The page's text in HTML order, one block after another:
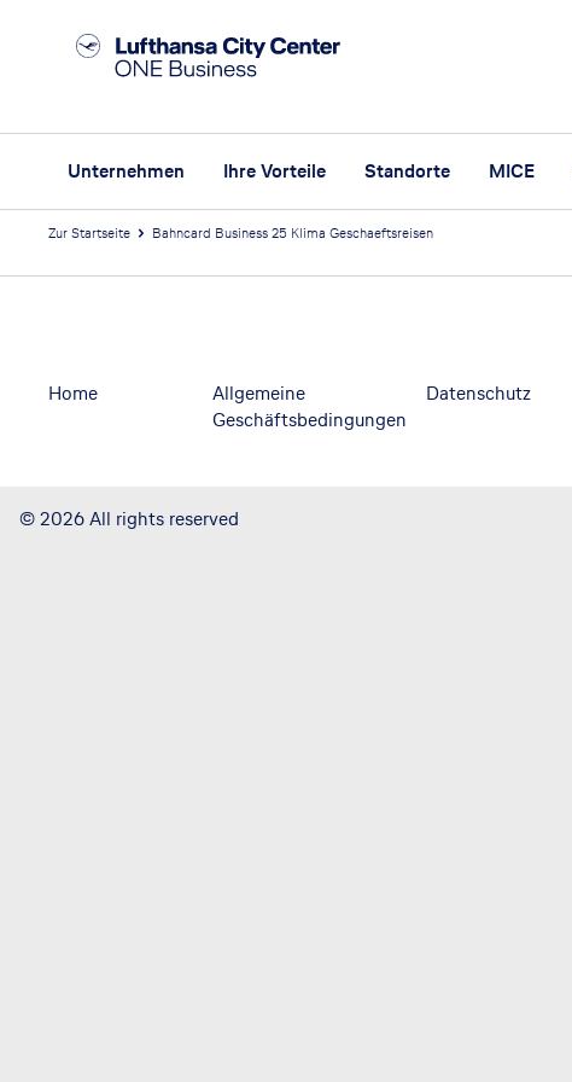
Unternehmen Ihre Vorteile Standorte MICE
Zur Startseite Bahncard Business 25 Klima Geschaeftsreisen
Home
Allgemeine
Geschäftsbedingungen
Datenschutz
©2026All rights reserved